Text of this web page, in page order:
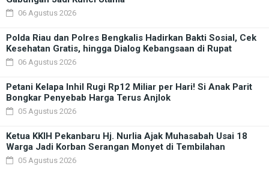
06 Agustus 2026
Polda Riau dan Polres Bengkalis Hadirkan Bakti Sosial, Cek
Kesehatan Gratis, hingga Dialog Kebangsaan di Rupat
06 Agustus 2026
Petani Kelapa Inhil Rugi Rp12 Miliar per Hari! Si Anak Parit
Bongkar Penyebab Harga Terus Anjlok
05 Agustus 2026
Ketua KKIH Pekanbaru Hj. Nurlia Ajak Muhasabah Usai 18
Warga Jadi Korban Serangan Monyet di Tembilahan
05 Agustus 2026